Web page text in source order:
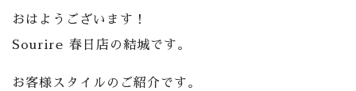
おはようございます！
Sourire 春日店の結城です。
お客様スタイルのご紹介です。